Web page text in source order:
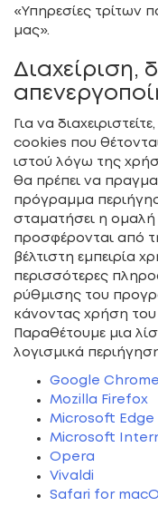
«Υπηρεσίες τρίτων
μας».
Διαχείριση,
Για να
cookies που
ιστού λόγω της
θα πρέπει να
πρόγραμμα
σταματήσει η ομαλή
προσφέρονται από
βέλτιστη εμπειρία
περισσότερες
ρύθμισης του
κάνοντας χρήση
Παραθέτουμε μια
λογισμικά
Google Chrome
Mozilla Firefox
Microsoft Edge
Microsoft
Opera
Vivaldi
Safari for